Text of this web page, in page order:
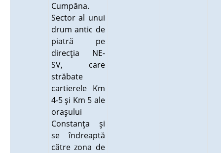
Cumpăna.
Sector al unui
drum antic de
piatră pe
direcţia NE-
SV, care
străbate
cartierele Km
4-5 şi Km 5 ale
oraşului
Constanţa şi
se îndreaptă
către zona de